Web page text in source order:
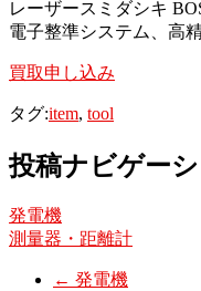
レーザースミダシキ
電子整準システム、高
買取申し込み
タグ:item, tool
投稿ナビゲー
発電機
測量器・距離計
← 発電機